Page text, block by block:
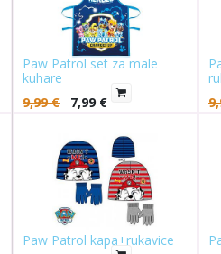
Paw Patrol set za male
kuhare
9,99€ 7,99 €
Paw Patrol kapa+rukavice